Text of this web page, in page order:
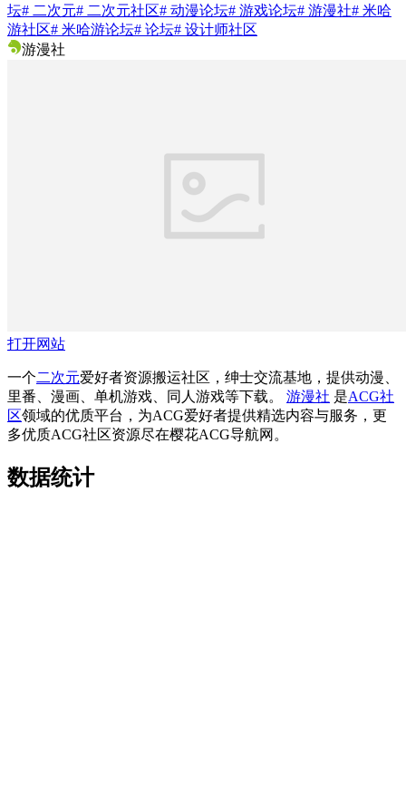
坛# 二次元# 二次元社区# 动漫论坛# 游戏论坛# 游漫社# 米哈
游社区# 米哈游论坛# 论坛# 设计师社区
游漫社
打开网站
一个二次元爱好者资源搬运社区，绅士交流基地，提供动漫、
里番、漫画、单机游戏、同人游戏等下载。 游漫社 是ACG社
区领域的优质平台，为ACG爱好者提供精选内容与服务，更
多优质ACG社区资源尽在樱花ACG导航网。
数据统计